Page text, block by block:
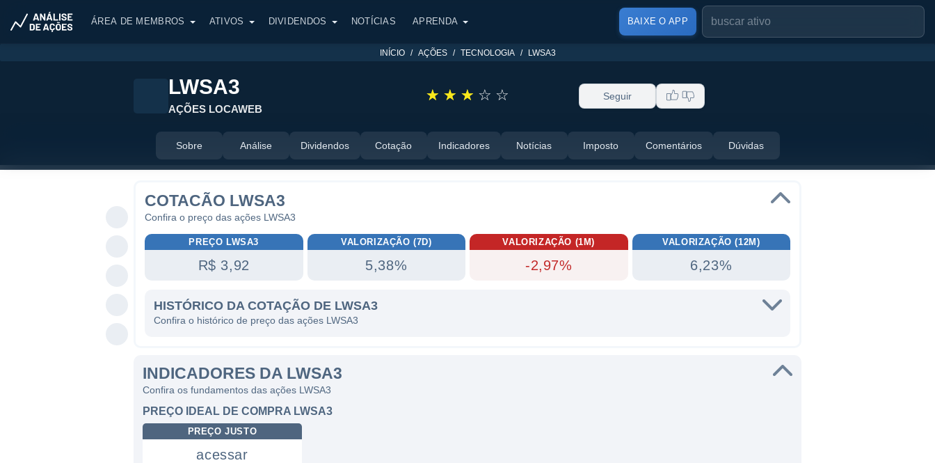
ÁREA DE MEMBROS ATIVOS DIVIDENDOS NOTÍCIAS APRENDA BAIXE O APP
INÍCIO AÇÕES TECNOLOGIA LWSA3
LWSA3
AÇÕES LOCAWEB
☆ ☆ ☆ ☆ ☆ Seguir
Sobre Análise Dividendos Cotação Indicadores Notícias Imposto Comentários Dúvidas
COTACÃO LWSA3
Confira o preço das ações LWSA3
PREÇO LWSA3
R$ 3,92
VALORIZAÇÃO (7D)
5,38%
VALORIZAÇÃO (1M)
-2,97%
VALORIZAÇÃO (12M)
6,23%
HISTÓRICO DA COTAÇÃO DE LWSA3
Confira o histórico de preço das ações LWSA3
INDICADORES DA LWSA3
Confira os fundamentos das ações LWSA3
PREÇO IDEAL DE COMPRA LWSA3
PREÇO JUSTO
acessar